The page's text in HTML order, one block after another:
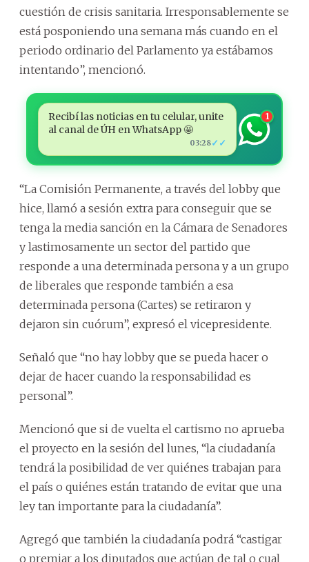
cuestión de crisis sanitaria. Irresponsablemente se
está posponiendo una semana más cuando en el
periodo ordinario del Parlamento ya estábamos
intentando”, mencionó.
Recibí las noticias en tu celular, unite
al canal de ÚH en WhatsApp 🤩
03:28✓✓
1
“La Comisión Permanente, a través del lobby que
hice, llamó a sesión extra para conseguir que se
tenga la media sanción en la Cámara de Senadores
y lastimosamente un sector del partido que
responde a una determinada persona y a un grupo
de liberales que responde también a esa
determinada persona (Cartes) se retiraron y
dejaron sin cuórum”, expresó el vicepresidente.
Señaló que “no hay lobby que se pueda hacer o
dejar de hacer cuando la responsabilidad es
personal”.
Mencionó que si de vuelta el cartismo no aprueba
el proyecto en la sesión del lunes, “la ciudadanía
tendrá la posibilidad de ver quiénes trabajan para
el país o quiénes están tratando de evitar que una
ley tan importante para la ciudadanía”.
Agregó que también la ciudadanía podrá “castigar
o premiar a los diputados que actúan de tal o cual